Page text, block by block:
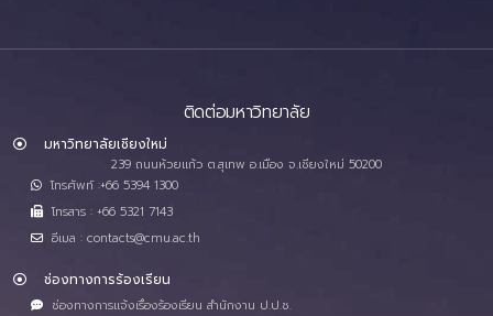
ติดต่อมหาวิทยาลัย
มหาวิทยาลัยเชียงใหม่
239 ถนนห้วยแก้ว ต.สุเทพ อ.เมือง จ.เชียงใหม่ 50200
โทรศัพท์ :+66 5394 1300
โทรสาร : +66 5321 7143
อีเมล : contacts@cmu.ac.th
ช่องทางการร้องเรียน
ช่องทางการแจ้งเรื่องร้องเรียน สำนักงาน ป.ป.ช.